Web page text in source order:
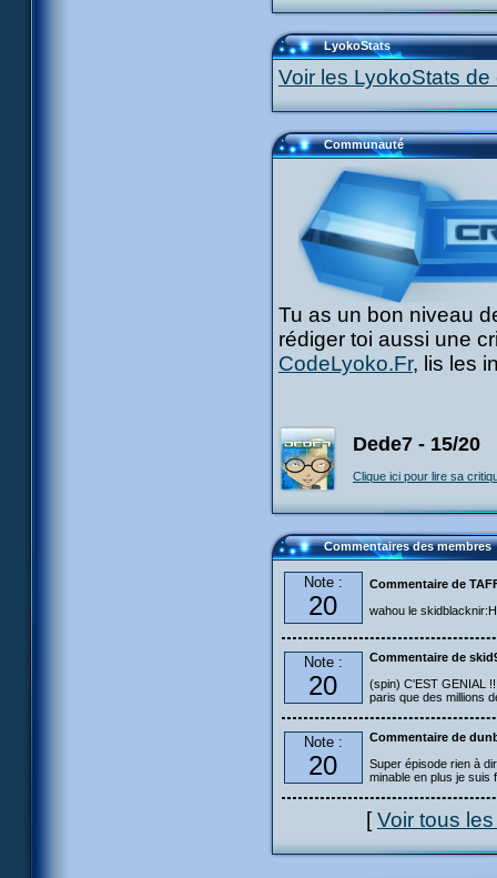
LyokoStats
Voir les LyokoStats
Communauté
Tu as un bon niveau
rédiger toi aussi une
CodeLyoko.Fr, lis les
Dede7 - 15/20
Clique ici pour lire sa
Commentaires des membres
Note :
20
Commentaire de
wahou le
Note :
20
Commentaire de
(spin) C'EST GENIAL
paris que des millions
Note :
20
Commentaire de
Super épisode rien à
minable en plus je suis
[Voir tous